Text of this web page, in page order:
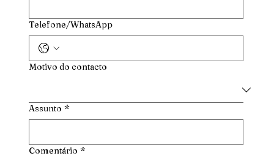
Telefone/WhatsApp
Motivo do contacto
Assunto *
Comentário *